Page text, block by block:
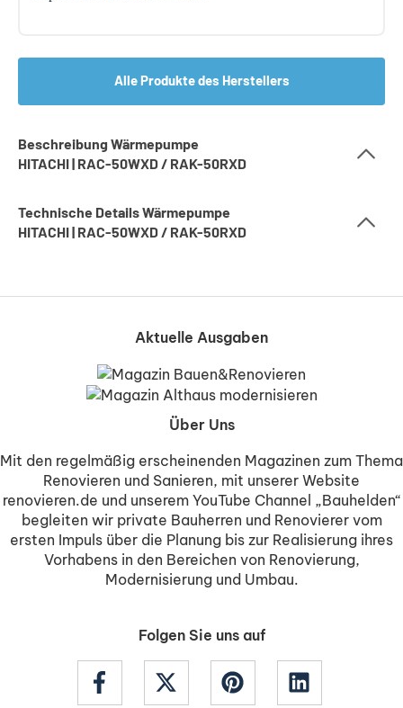
Alle Produkte des Herstellers
Beschreibung Wärmepumpe
HITACHI | RAC-50WXD / RAK-50RXD
Technische Details Wärmepumpe
HITACHI | RAC-50WXD / RAK-50RXD
Aktuelle Ausgaben
Über Uns
Mit den regelmäßig erscheinenden Magazinen zum Thema
Renovieren und Sanieren, mit unserer Website
renovieren.de und unserem YouTube Channel „Bauhelden“
begleiten wir private Bauherren und Renovierer vom
ersten Impuls über die Planung bis zur Realisierung ihres
Vorhabens in den Bereichen von Renovierung,
Modernisierung und Umbau.
Folgen Sie uns auf